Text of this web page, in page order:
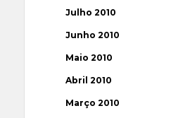
Julho 2010
Junho 2010
Maio 2010
Abril 2010
Março 2010